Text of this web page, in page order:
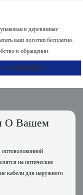
в деревянные
ваш логотип бесплатно.
в обращении.
О Вашем
на оптические
кабели для наружного